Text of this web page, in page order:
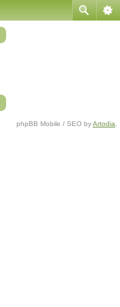
phpBB Mobile / SEO byArtodia